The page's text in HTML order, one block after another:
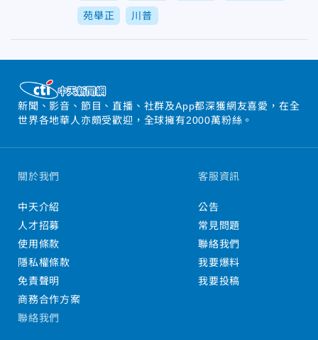
苑舉正 川普
新聞、影音、節目、直播、社群及App都深獲網友喜愛，在全
世界各地華人亦頗受歡迎，全球擁有2000萬粉絲。
關於我們
中天介紹
人才招募
使用條款
隱私權條款
免責聲明
商務合作方案
客服資訊
公告
常見問題
聯絡我們
我要爆料
我要投稿
聯絡我們